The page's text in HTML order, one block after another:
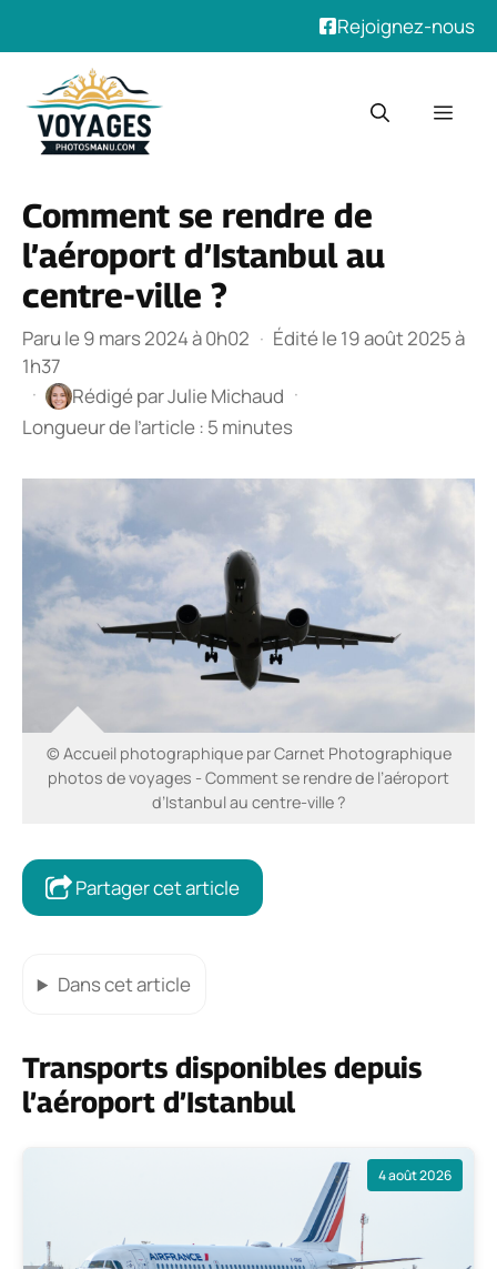
Rejoignez-nous
contenu
Comment se rendre de
l’aéroport d’Istanbul au
centre-ville ?
Paru le 9 mars 2024 à 0h02 · Édité le 19 août 2025 à
1h37
·
Rédigé parJulie Michaud ·
Longueur de l’article : 5 minutes
© Accueil photographique par Carnet Photographique
photos de voyages - Comment se rendre de l’aéroport
d’Istanbul au centre-ville ?
Partager cet article
Dans cet article
Transports disponibles depuis
l’aéroport d’Istanbul
4 août 2026